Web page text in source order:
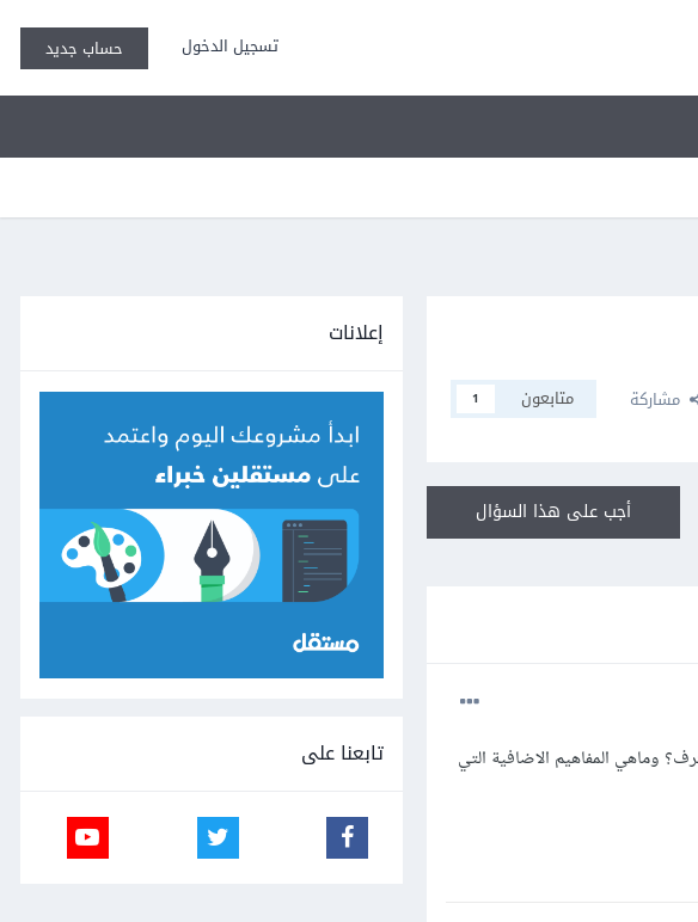
تسجيل الدخول حساب جديد
مشاركة متابعون 1
أجب على هذا السؤال
وماهي المفاهيم الاضافية التي
إعلانات
تابعنا على